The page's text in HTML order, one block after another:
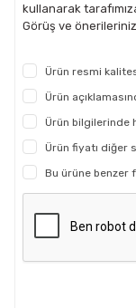
kullanarak
Görüş ve
Ürün resmi
Ürün
Ürün bilgilerinde
Ürün fiyatı diğer
Bu ürüne benzer